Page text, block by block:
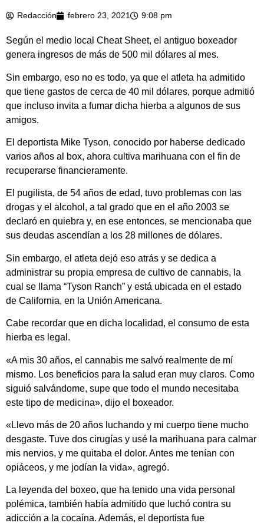
Redacción febrero 23, 2021 9:08 pm
Según el medio local Cheat Sheet, el antiguo boxeador
genera ingresos de más de 500 mil dólares al mes.
Sin embargo, eso no es todo, ya que el atleta ha admitido
que tiene gastos de cerca de 40 mil dólares, porque admitió
que incluso invita a fumar dicha hierba a algunos de sus
amigos.
El deportista Mike Tyson, conocido por haberse dedicado
varios años al box, ahora cultiva marihuana con el fin de
recuperarse financieramente.
El pugilista, de 54 años de edad, tuvo problemas con las
drogas y el alcohol, a tal grado que en el año 2003 se
declaró en quiebra y, en ese entonces, se mencionaba que
sus deudas ascendían a los 28 millones de dólares.
Sin embargo, el atleta dejó eso atrás y se dedica a
administrar su propia empresa de cultivo de cannabis, la
cual se llama “Tyson Ranch” y está ubicada en el estado
de California, en la Unión Americana.
Cabe recordar que en dicha localidad, el consumo de esta
hierba es legal.
«A mis 30 años, el cannabis me salvó realmente de mí
mismo. Los beneficios para la salud eran muy claros. Como
siguió salvándome, supe que todo el mundo necesitaba
este tipo de medicina», dijo el boxeador.
«Llevo más de 20 años luchando y mi cuerpo tiene mucho
desgaste. Tuve dos cirugías y usé la marihuana para calmar
mis nervios, y me quitaba el dolor. Antes me tenían con
opiáceos, y me jodían la vida», agregó.
La leyenda del boxeo, que ha tenido una vida personal
polémica, también había admitido que luchó contra su
adicción a la cocaína. Además, el deportista fue